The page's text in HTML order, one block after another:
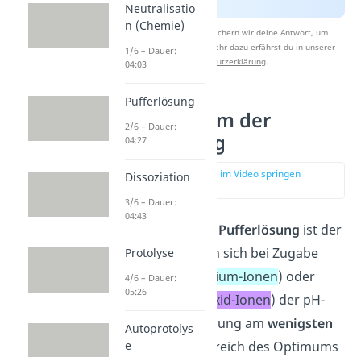
Nach Beantwortung speichern wir deine Antwort, um
Studyflix zu verbessern. Mehr dazu erfährst du in unserer
Datenschutzerklärung.
Das Optimum der
Pufferlösung
zur Stelle im Video springen
Optimum der Pufferlösung ist der
pH-Bereich, in dem sich bei Zugabe
einer Säure (
Oxonium-Ionen) oder
einer Base (
Hydroxid-Ionen) der pH-
Wert der Pufferlösung amwenigsten
ändert. Der pH-Bereich des Optimums
Neutralisatio
n (Chemie)
1/6 – Dauer:
04:03
Pufferlösung
2/6 – Dauer:
04:27
Dissoziation
3/6 – Dauer:
04:43
Protolyse
4/6 – Dauer:
05:26
Autoprotolys
e